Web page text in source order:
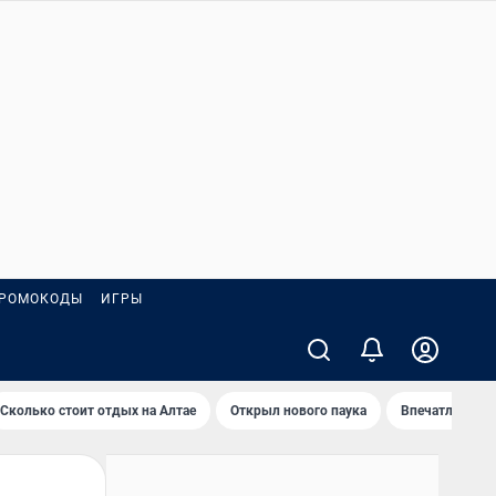
ИГРЫ
Сколько стоит отдых на Алтае Открыл нового паука Впечатления